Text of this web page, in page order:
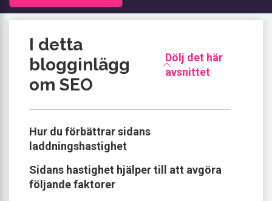
I detta
blogginlägg
om SEO
Dölj det här
avsnittet
Hur du förbättrar sidans
laddningshastighet
Sidans hastighet hjälper till att avgöra
följande faktorer